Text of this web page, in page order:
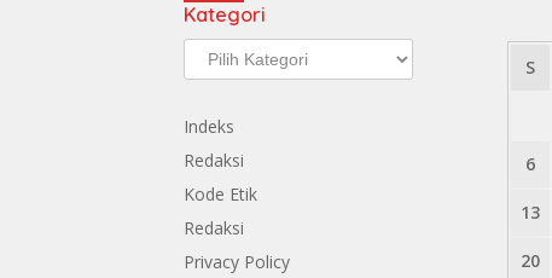
Kategori
Kategori
Indeks
Redaksi
Kode Etik
Redaksi
Privacy Policy
S
6
13
20